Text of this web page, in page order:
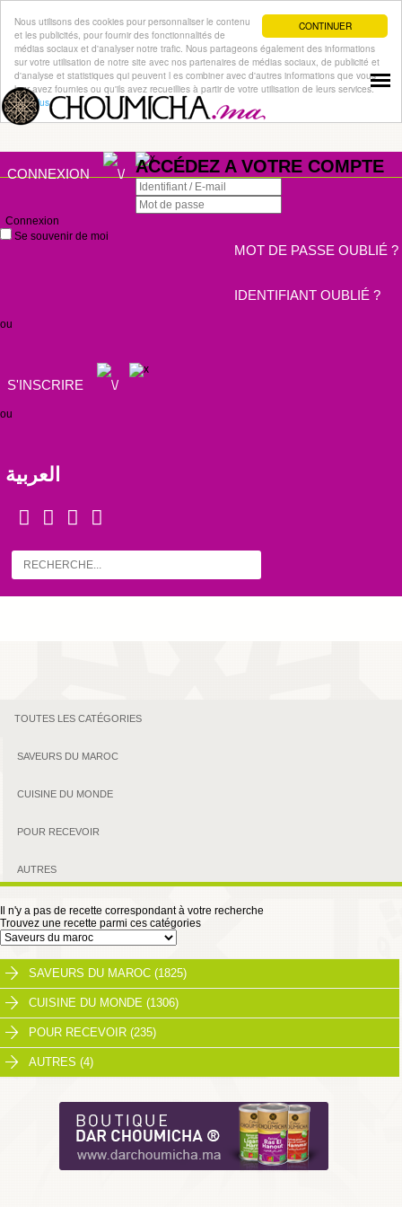
CONTINUER
Nous utilisons des cookies pour personnaliser le contenu
et les publicités, pour fournir des fonctionnalités de
médias sociaux et d'analyser notre trafic. Nous partageons également des informations
sur votre utilisation de notre site avec nos partenaires de médias sociaux, de publicité et
d'analyse et statistiques qui peuvent l es combiner avec d'autres informations que vous
leur avez fournies ou qu'ils avez recueillies à partir de votre utilisation de leurs services.
Lire plus
CONNEXION ACCÉDEZ A VOTRE COMPTE
Connexion
Se souvenir de moi
MOT DE PASSE OUBLIÉ ?
IDENTIFIANT OUBLIÉ ?
ou
S'INSCRIRE
ou
العربية
TOUTES LES CATÉGORIES
SAVEURS DU MAROC
CUISINE DU MONDE
POUR RECEVOIR
AUTRES
Il n'y a pas de recette correspondant à votre recherche
Trouvez une recette parmi ces catégories
SAVEURS DU MAROC (1825)
CUISINE DU MONDE (1306)
POUR RECEVOIR (235)
AUTRES (4)